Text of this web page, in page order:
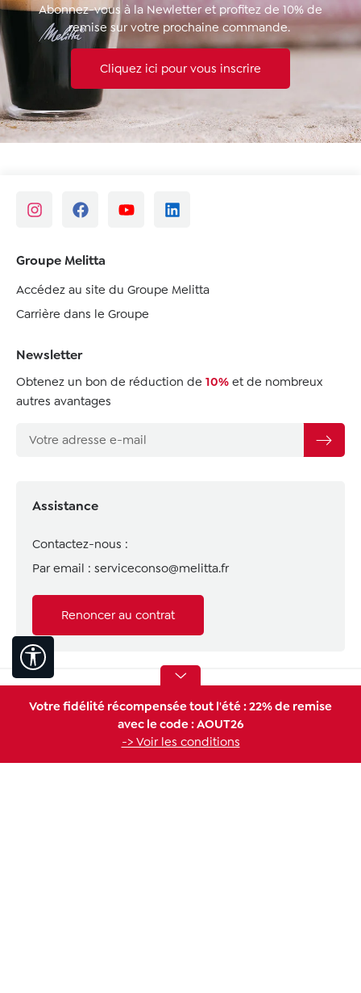
Abonnez-vous à la Newletter et profitez de 10% de
remise sur votre prochaine commande.
Cliquez ici pour vous inscrire
Assistance
Contactez-nous :
Par email : serviceconso@melitta.fr
Renoncer au contrat
Groupe Melitta
Accédez au site du Groupe Melitta
Carrière dans le Groupe
Newsletter
Obtenez un bon de réduction de 10% et de nombreux
autres avantages
Afficher la barre d'outils
Votre fidélité récompensée tout l'été : 22% de remise
avec le code : AOUT26
-> Voir les conditions